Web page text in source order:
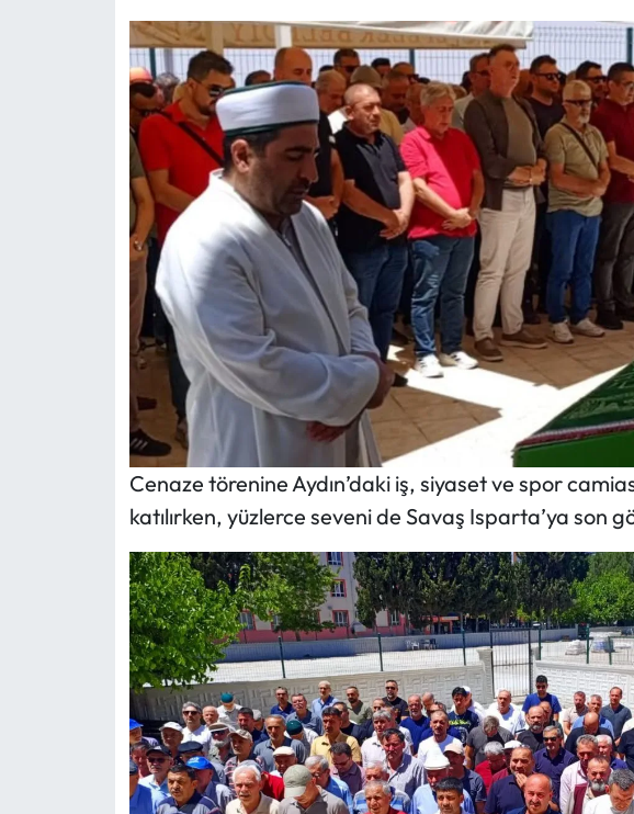
Cenaze törenine Aydın’daki iş, siyaset ve spor
katılırken, yüzlerce seveni de Savaş Isparta’ya son